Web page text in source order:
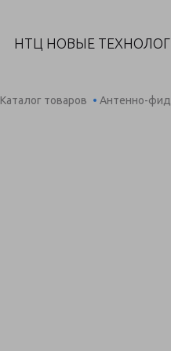
НТЦ НОВЫЕ
Каталог товаров Антенно-